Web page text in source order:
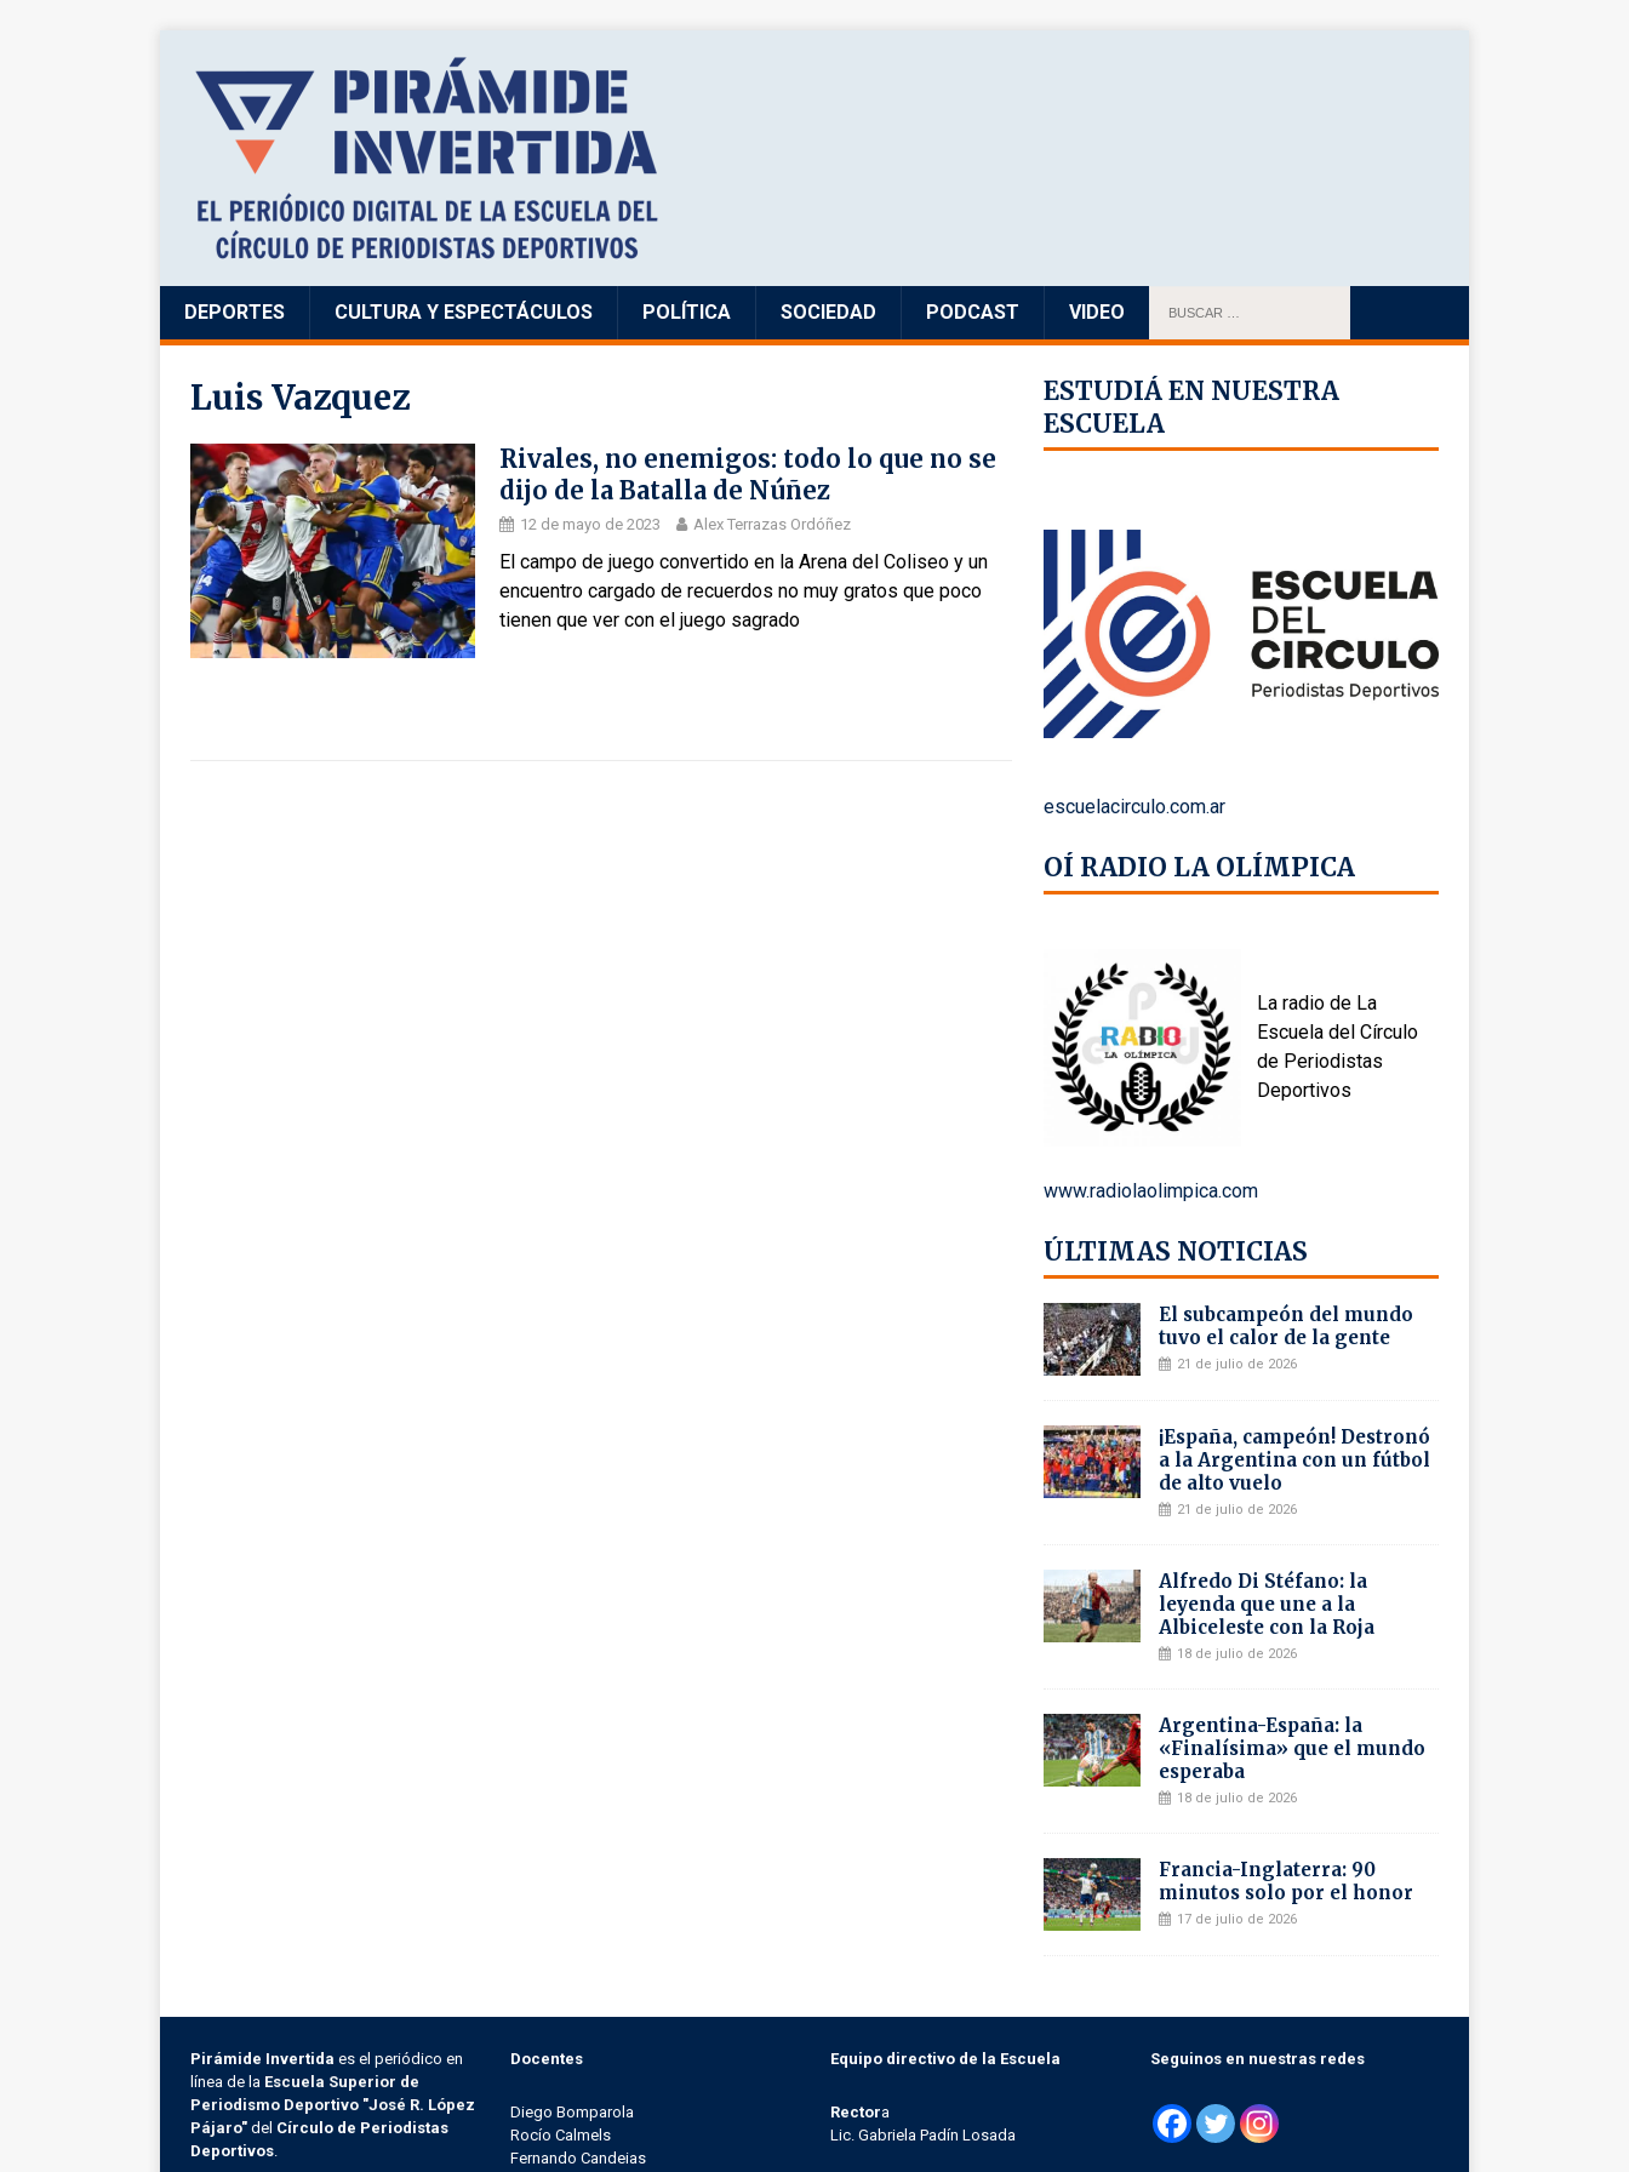
DEPORTES CULTURA Y ESPECTÁCULOS POLÍTICA SOCIEDAD PODCAST VIDEO
Luis Vazquez
Rivales, no enemigos: todo lo que no se
dijo de la Batalla de Núñez
12 de mayo de 2023 Alex Terrazas Ordóñez
El campo de juego convertido en la Arena del Coliseo y un
encuentro cargado de recuerdos no muy gratos que poco
tienen que ver con el juego sagrado
ESTUDIÁ EN NUESTRA
ESCUELA
escuelacirculo.com.ar
OÍ RADIO LA OLÍMPICA
La radio de La
Escuela del Círculo
de Periodistas
Deportivos
www.radiolaolimpica.com
ÚLTIMAS NOTICIAS
El subcampeón del mundo
tuvo el calor de la gente
21 de julio de 2026
¡España, campeón! Destronó
a la Argentina con un fútbol
de alto vuelo
21 de julio de 2026
Alfredo Di Stéfano: la
leyenda que une a la
Albiceleste con la Roja
18 de julio de 2026
Argentina-España: la
«Finalísima» que el mundo
esperaba
18 de julio de 2026
Francia-Inglaterra: 90
minutos solo por el honor
17 de julio de 2026
Pirámide Invertida es el periódico en
línea de la Escuela Superior de
Periodismo Deportivo "José R. López
Pájaro" del Círculo de Periodistas
Deportivos
Docentes
Diego Bomparola
Rocío Calmels
Fernando Candeias
Equipo directivo de la Escuela
Rectora
Lic. Gabriela Padín Losada
Seguinos en nuestras redes